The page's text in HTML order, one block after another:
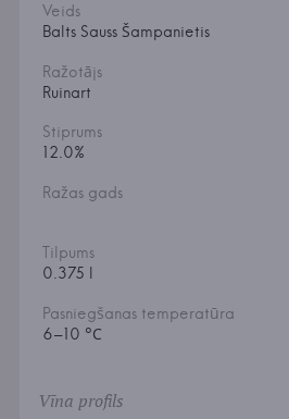
Veids
Balts Sauss Šampanietis
Ražotājs
Ruinart
Stiprums
12.0%
Ražas gads
Tilpums
0.375 l
Pasniegšanas temperatūra
6–10 °С
Vīna profils